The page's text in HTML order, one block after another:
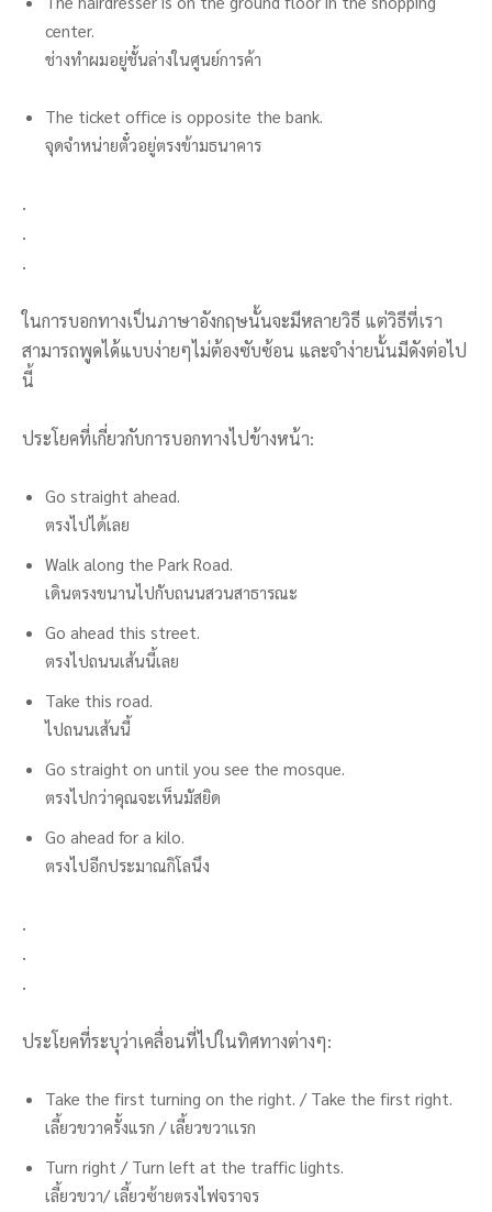
center.
ช่างทำผมอยู่ชั้นล่างในศูนย์การค้า
The ticket office is opposite the bank.
จุดจำหน่ายตั๋วอยู่ตรงข้ามธนาคาร
.
.
.
ในการบอกทางเป็นภาษาอังกฤษนั้นจะมีหลายวิธี แต่วิธีที่เรา
สามารถพูดได้แบบง่ายๆไม่ต้องซับซ้อน และจำง่ายนั้นมีดังต่อไป
นี้
ประโยคที่เกี่ยวกับการบอกทางไปข้างหน้า:
Go straight ahead.
ตรงไปได้เลย
Walk along the Park Road.
เดินตรงขนานไปกับถนนสวนสาธารณะ
Go ahead this street.
ตรงไปถนนเส้นนี้เลย
Take this road.
ไปถนนเส้นนี้
Go straight on until you see the mosque.
ตรงไปกว่าคุณจะเห็นมัสยิด
Go ahead for a kilo.
ตรงไปอีกประมาณกิโลนึง
.
.
.
ประโยคที่ระบุว่าเคลื่อนที่ไปในทิศทางต่างๆ:
Take the first turning on the right. / Take the first right.
เลี้ยวขวาครั้งแรก / เลี้ยวขวาเเรก
Turn right / Turn left at the traffic lights.
เลี้ยวขวา/ เลี้ยวซ้ายตรงไฟจราจร